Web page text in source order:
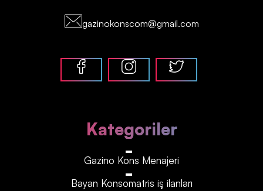
gazinokonscom@gmail.com
Kategoriler
Gazino Kons Menajeri
Bayan Konsomatris iş ilanları